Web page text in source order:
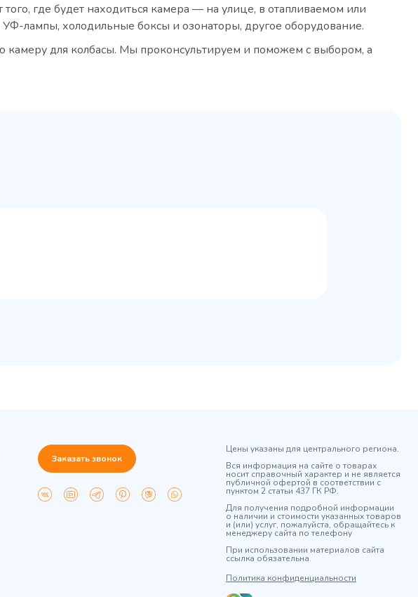
где будет находиться камера — на улице, в отапливаемом или
лампы, холодильные боксы и озонаторы, другое оборудование.
для колбасы. Мы проконсультируем и поможем с выбором, а
Заказать звонок
Цены указаны для центрального региона.
Вся информация на сайте о товарах
носит справочный характер и не является
публичной офертой в соответствии с
пунктом 2 статьи 437 ГК РФ.
Для получения подробной информации
о наличии и стоимости указанных товаров
и (или) услуг, пожалуйста, обращайтесь к
менеджеру сайта по телефону
При использовании материалов сайта
ссылка обязательна.
Политика конфиденциальности